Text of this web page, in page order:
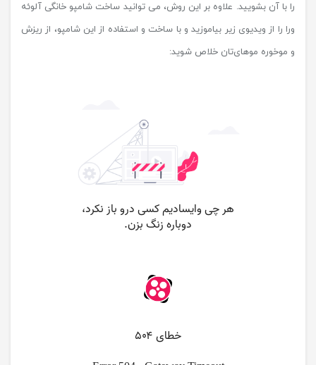
را با آن بشویید. علاوه بر این روش، می توانید ساخت شامپو خانگی آلوئه
ورا را از ویدیوی زیر بیاموزید و با ساخت و استفاده از این شامپو، از ریزش
و موخوره موهای‌تان خلاص شوید: